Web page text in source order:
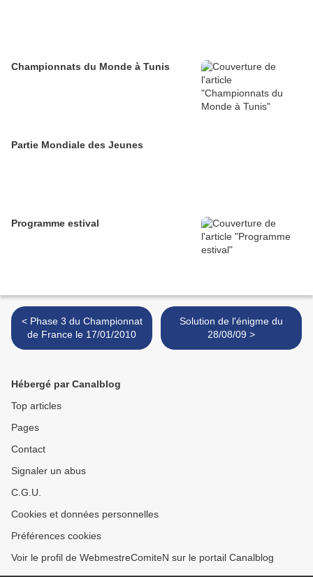
Championnats du Monde à Tunis
Partie Mondiale des Jeunes
Programme estival
< Phase 3 du Championnat
de France le 17/01/2010
Solution de l'énigme du
28/08/09 >
Hébergé par Canalblog
Top articles
Pages
Contact
Signaler un abus
C.G.U.
Cookies et données personnelles
Préférences cookies
Voir le profil de WebmestreComiteN sur le portail Canalblog